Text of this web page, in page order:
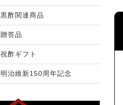
黒酢関連商品
贈答品
祝酢ギフト
明治維新150周年記念